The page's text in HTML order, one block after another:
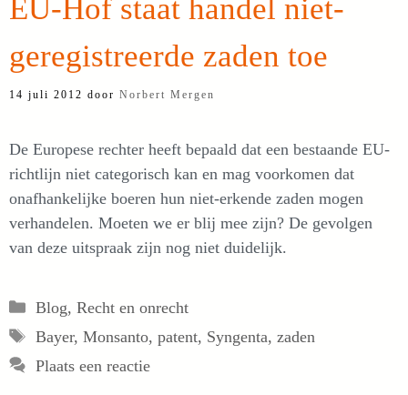
EU-Hof staat handel niet-
geregistreerde zaden toe
14 juli 2012 door Norbert Mergen
De Europese rechter heeft bepaald dat een bestaande EU-
richtlijn niet categorisch kan en mag voorkomen dat
onafhankelijke boeren hun niet-erkende zaden mogen
verhandelen. Moeten we er blij mee zijn? De gevolgen
van deze uitspraak zijn nog niet duidelijk.
Categorieën
Blog, Recht en onrecht
Tags
Bayer, Monsanto, patent, Syngenta, zaden
Plaats een reactie